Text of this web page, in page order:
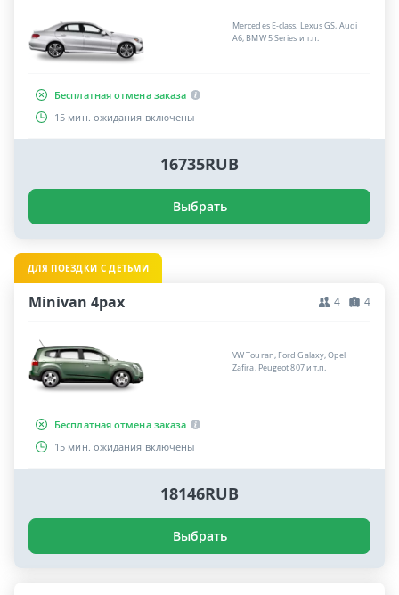
Mercedes E-class, Lexus GS, Audi
A6, BMW 5 Series и т.п.
Бесплатная отмена заказа
15 мин. ожидания включены
16735RUB
Выбрать
ДЛЯ ПОЕЗДКИ С ДЕТЬМИ
Minivan 4pax 4 4
VW Touran, Ford Galaxy, Opel
Zafira, Peugeot 807 и т.п.
Бесплатная отмена заказа
15 мин. ожидания включены
18146RUB
Выбрать